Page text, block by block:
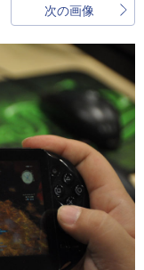
次の画像